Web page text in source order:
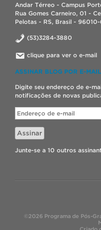
Andar Térreo - Campus
Rua Gomes Carneiro, 01 -
Pelotas - RS, Brasil - 96010-
(53)3284-3880
clique para ver o e-mail
ASSINAR BLOG POR E-MAIL
Digite seu endereço de e-
notificações de novas
Endereço
de
e-
mail
Assinar
Junte-se a 10 outros
©2026 Programa de Pós-